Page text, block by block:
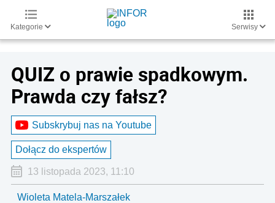
Kategorie Serwisy
QUIZ o prawie spadkowym.
Prawda czy fałsz?
Subskrybuj nas na Youtube
Dołącz do ekspertów
13 listopada 2023, 11:10
Wioleta Matela-Marszałek